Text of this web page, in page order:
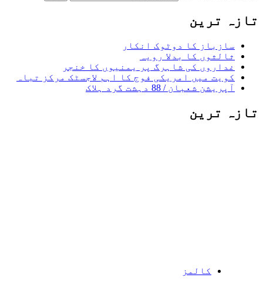
تازہ ترین
سازباز کا دوٹوک انکار
ثالثوں کا بدلا رویہ
غداروں کی شاہرگ پر یمنیوں کا خنجر
کویت میں امریکی فوج کا اہم لاجسٹک مرکز تباہ
آپریشن شعبان / 88 دہشت گرد ہلاک
تازہ ترین
کالمز